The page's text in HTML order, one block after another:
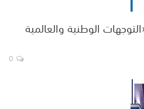
الوطنية والعالمية